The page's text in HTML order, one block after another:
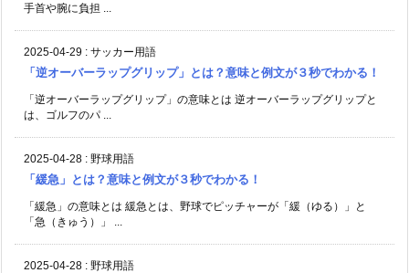
手首や腕に負担 ...
2025-04-29 : サッカー用語
「逆オーバーラップグリップ」とは？意味と例文が３秒でわかる！
「逆オーバーラップグリップ」の意味とは 逆オーバーラップグリップと
は、ゴルフのパ ...
2025-04-28 : 野球用語
「緩急」とは？意味と例文が３秒でわかる！
「緩急」の意味とは 緩急とは、野球でピッチャーが「緩（ゆる）」と
「急（きゅう）」 ...
2025-04-28 : 野球用語